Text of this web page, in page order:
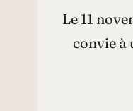
Le 11
convie à